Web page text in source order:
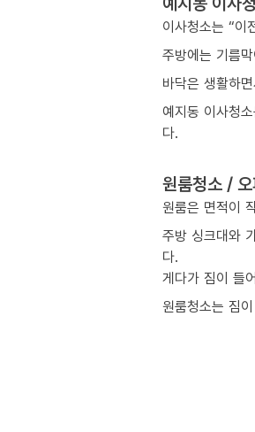
이사청소는 “이
주방에는 기름
바닥은 생활하
예지동 이사청
다.
원룸청소 /
원룸은 면적이
주방 싱크대와
다.
게다가 짐이 들
원룸청소는 짐